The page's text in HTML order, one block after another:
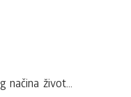
načina život...